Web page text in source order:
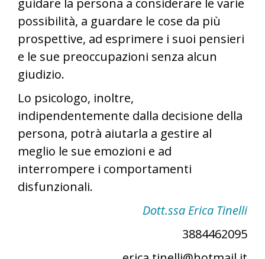
guidare la persona a considerare le varie
possibilità, a guardare le cose da più
prospettive, ad esprimere i suoi pensieri
e le sue preoccupazioni senza alcun
giudizio.
Lo psicologo, inoltre,
indipendentemente dalla decisione della
persona, potrà aiutarla a gestire al
meglio le sue emozioni e ad
interrompere i comportamenti
disfunzionali.
Dott.ssa Erica Tinelli
3884462095